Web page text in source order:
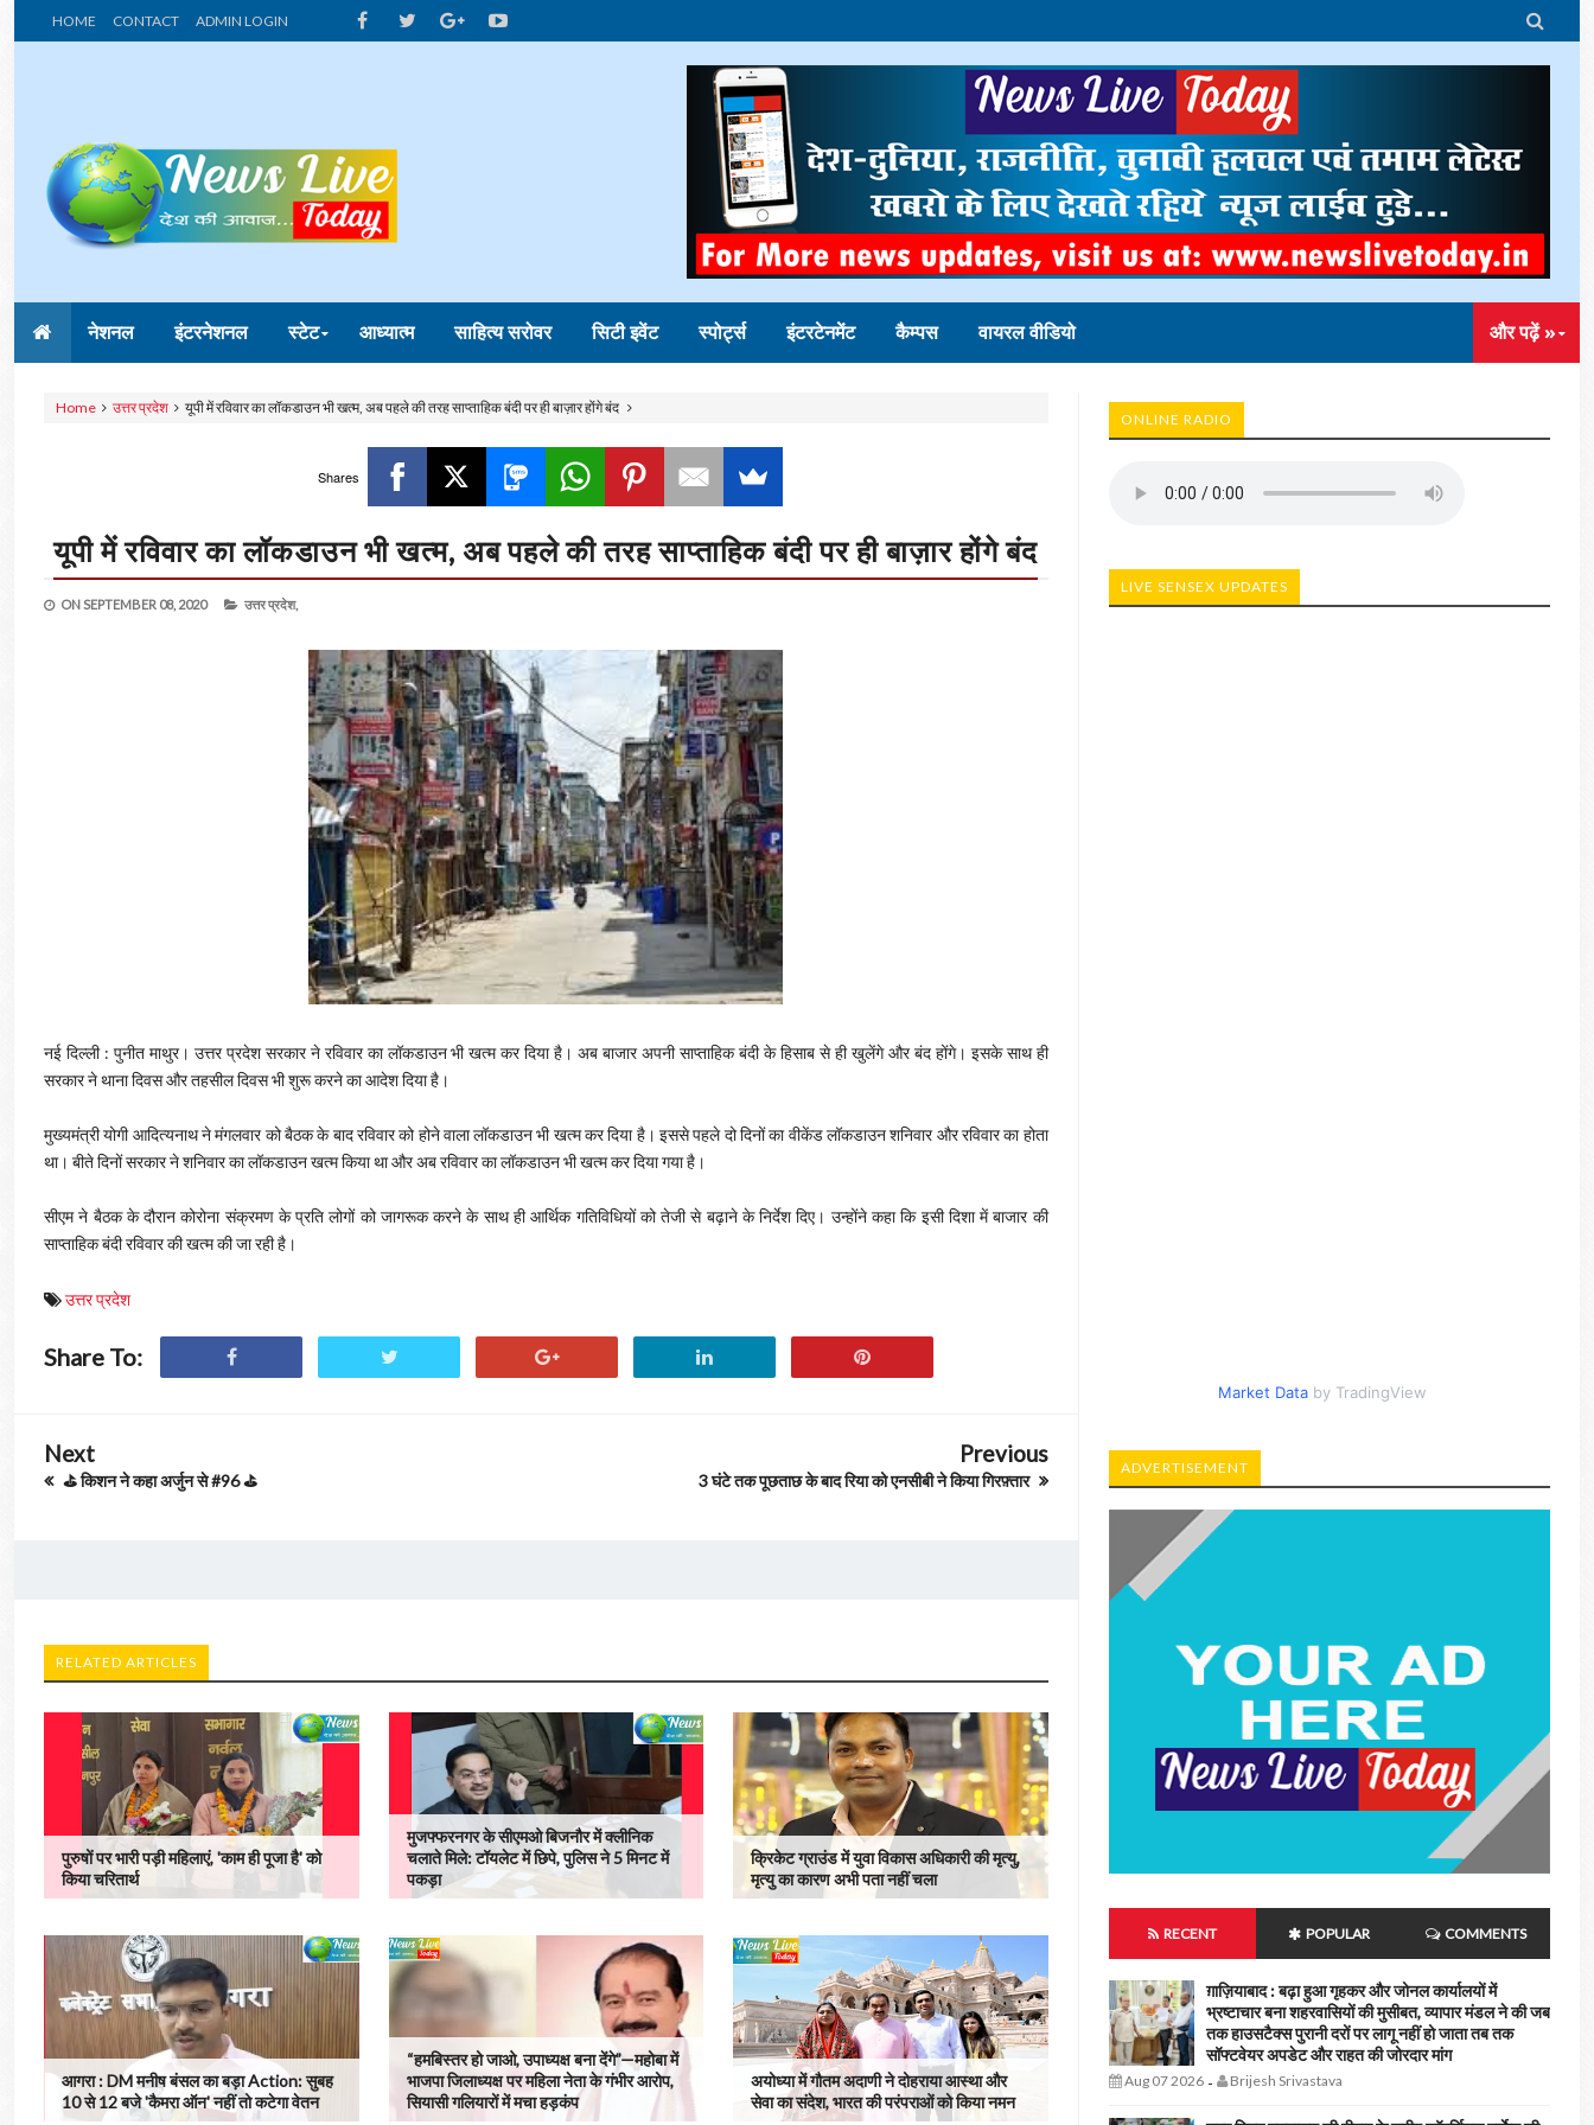
HOME CONTACT ADMIN LOGIN 
नेशनल इंटरनेशनल स्टेट आध्यात्म साहित्य सरोवर सिटी इवेंट स्पोर्ट्स इंटरटेनमेंट कैम्पस वायरल वीडियो और पढ़ें »
Home उत्तर प्रदेश यूपी में रविवार का लॉकडाउन भी खत्म, अब पहले की तरह साप्ताहिक बंदी पर ही बाज़ार होंगे बंद
Shares
यूपी में रविवार का लॉकडाउन भी खत्म, अब पहले की तरह साप्ताहिक बंदी पर ही बाज़ार होंगे बंद
ONSEPTEMBER 08, 2020 उत्तर प्रदेश,
नई दिल्ली : पुनीत माथुर। उत्तर प्रदेश सरकार ने रविवार का लॉकडाउन भी खत्म कर दिया है। अब बाजार अपनी साप्ताहिक बंदी के हिसाब से ही खुलेंगे और बंद होंगे। इसके साथ ही
सरकार ने थाना दिवस और तहसील दिवस भी शुरू करने का आदेश दिया है।
मुख्यमंत्री योगी आदित्यनाथ ने मंगलवार को बैठक के बाद रविवार को होने वाला लॉकडाउन भी खत्म कर दिया है। इससे पहले दो दिनों का वीकेंड लॉकडाउन शनिवार और रविवार का होता
था। बीते दिनों सरकार ने शनिवार का लॉकडाउन खत्म किया था और अब रविवार का लॉकडाउन भी खत्म कर दिया गया है।
सीएम ने बैठक के दौरान कोरोना संक्रमण के प्रति लोगों को जागरूक करने के साथ ही आर्थिक गतिविधियों को तेजी से बढ़ाने के निर्देश दिए। उन्होंने कहा कि इसी दिशा में बाजार की
साप्ताहिक बंदी रविवार की खत्म की जा रही है।
उत्तर प्रदेश
Share To:
Next
⛳ किशन ने कहा अर्जुन से #96 ⛳
Previous
3 घंटे तक पूछताछ के बाद रिया को एनसीबी ने किया गिरफ़्तार
RELATED ARTICLES
पुरुषों पर भारी पड़ी महिलाएं, 'काम ही पूजा है' को
किया चरितार्थ
मुजफ्फरनगर के सीएमओ बिजनौर में क्लीनिक
चलाते मिले: टॉयलेट में छिपे, पुलिस ने 5 मिनट में
पकड़ा
क्रिकेट ग्राउंड में युवा विकास अधिकारी की मृत्यु,
मृत्यु का कारण अभी पता नहीं चला
आगरा : DM मनीष बंसल का बड़ा Action: सुबह
10 से 12 बजे 'कैमरा ऑन' नहीं तो कटेगा वेतन
“हमबिस्तर हो जाओ, उपाध्यक्ष बना देंगे”—महोबा में
भाजपा जिलाध्यक्ष पर महिला नेता के गंभीर आरोप,
सियासी गलियारों में मचा हड़कंप
अयोध्या में गौतम अदाणी ने दोहराया आस्था और
सेवा का संदेश, भारत की परंपराओं को किया नमन
ONLINE RADIO
LIVE SENSEX UPDATES
Market Databy TradingView
ADVERTISEMENT
RECENT POPULAR COMMENTS
ग़ाज़ियाबाद : बढ़ा हुआ गृहकर और जोनल कार्यालयों में
भ्रष्टाचार बना शहरवासियों की मुसीबत, व्यापार मंडल ने की जब
तक हाउसटैक्स पुरानी दरों पर लागू नहीं हो जाता तब तक
सॉफ्टवेयर अपडेट और राहत की जोरदार मांग
Aug 07 2026- Brijesh Srivastava